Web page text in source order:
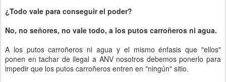
¿Todo vale para conseguir el poder?
No, no señores, no vale todo, a los putos carroñeros ni agua.
A los putos carroñeros ni agua y el mismo énfasis que "ellos"
ponen en tachar de ilegal a ANV nosotros debemos ponerlo para
impedir que los putos carroñeros entren en "ningún" sitio.